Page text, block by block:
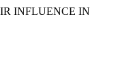
INFLUENCE IN